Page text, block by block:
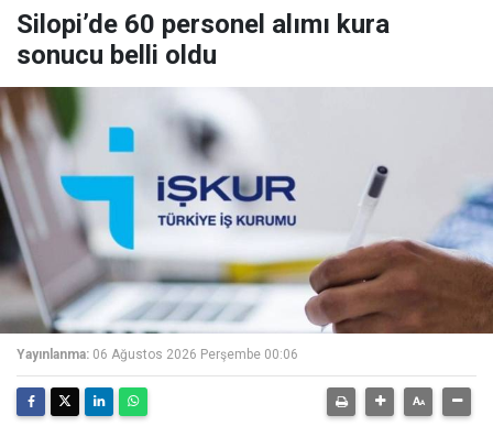
Silopi’de 60 personel alımı kura
sonucu belli oldu
Yayınlanma: 06 Ağustos 2026 Perşembe 00:06